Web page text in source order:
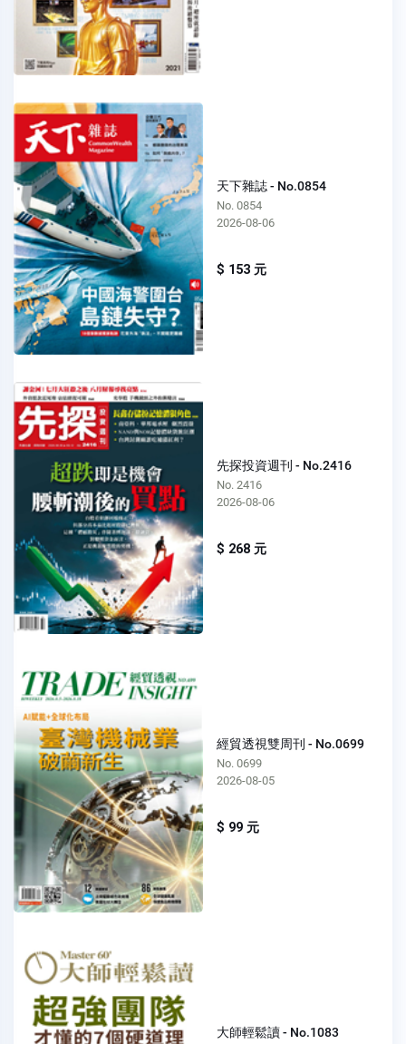
天下雜誌 - No.0854
No. 0854
2026-08-06
$ 153 元
先探投資週刊 - No.2416
No. 2416
2026-08-06
$ 268 元
經貿透視雙周刊 - No.0699
No. 0699
2026-08-05
$ 99 元
大師輕鬆讀 - No.1083